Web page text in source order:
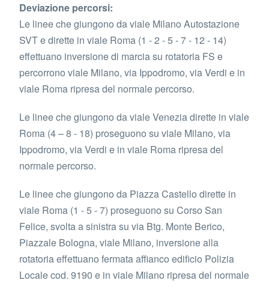
Deviazione percorsi:
Le linee che giungono da viale Milano Autostazione
SVT e dirette in viale Roma (1 - 2 - 5 - 7 - 12 - 14)
effettuano inversione di marcia su rotatoria FS e
percorrono viale Milano, via Ippodromo, via Verdi e in
viale Roma ripresa del normale percorso.
Le linee che giungono da viale Venezia dirette in viale
Roma (4 – 8 - 18) proseguono su viale Milano, via
Ippodromo, via Verdi e in viale Roma ripresa del
normale percorso.
Le linee che giungono da Piazza Castello dirette in
viale Roma (1 - 5 - 7) proseguono su Corso San
Felice, svolta a sinistra su via Btg. Monte Berico,
Piazzale Bologna, viale Milano, inversione alla
rotatoria effettuano fermata affianco edificio Polizia
Locale cod. 9190 e in viale Milano ripresa del normale